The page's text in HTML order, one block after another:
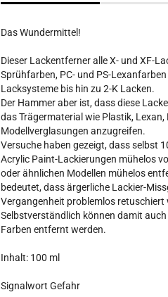
Das Wundermittel!
Dieser Lackentferner alle X- und XF-
Sprühfarben, PC- und PS-
Lacksysteme bis hin zu 2-K Lacken.
Der Hammer aber ist, dass diese
das Trägermaterial wie Plastik, Lexan,
Modellverglasungen anzugreifen.
Versuche haben gezeigt, dass selbst
Acrylic Paint-Lackierungen mühelos
oder ähnlichen Modellen mühelos
bedeutet, dass ärgerliche Lackier-
Vergangenheit problemlos retuschiert
Selbstverständlich können damit
Farben entfernt werden.
Inhalt: 100 ml
Signalwort Gefahr